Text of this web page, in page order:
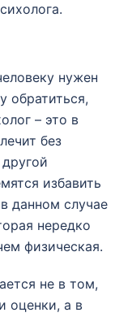
нужен
обратиться,
– это в
без
избавить
данном случае
нередко
физическая.
не в том,
оценки, а в